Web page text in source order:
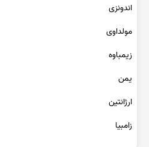
اندونزی
مولداوی
زیمباوه
یمن
ارژانتین
زامبیا